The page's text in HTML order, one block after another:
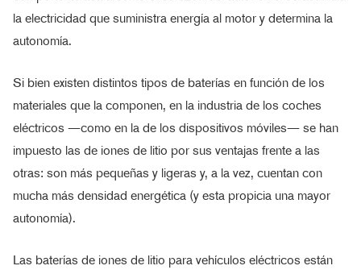
la electricidad que suministra energía al motor y determina la
autonomía.
Si bien existen distintos tipos de baterías en función de los
materiales que la componen, en la industria de los coches
eléctricos —como en la de los dispositivos móviles— se han
impuesto las de iones de litio por sus ventajas frente a las
otras: son más pequeñas y ligeras y, a la vez, cuentan con
mucha más densidad energética (y esta propicia una mayor
autonomía).
Las baterías de iones de litio para vehículos eléctricos están